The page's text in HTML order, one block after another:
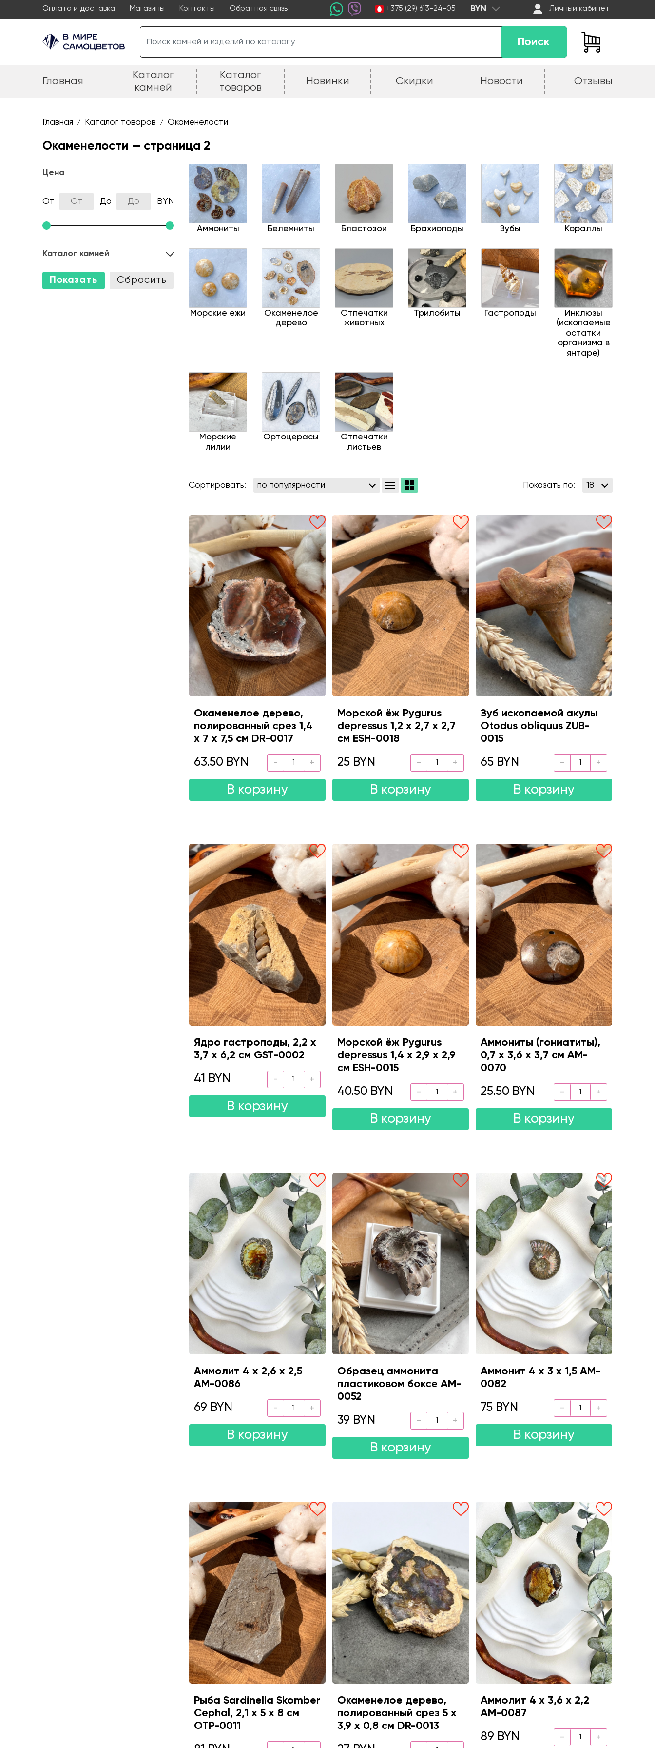
Оплата и доставка Магазины Контакты Обратная связь +375 (29) 613-24-05 BYN Личный кабинет
Поиск
Главная
Каталог
камней
Каталог
товаров
Новинки Скидки Новости Отзывы
Главная / Каталог товаров / Окаменелости
Окаменелости — cтраница 2
Цена
От До BYN
Каталог камней
Аммониты Белемниты Бластозои Брахиоподы Зубы Кораллы
Морские ежи
Окаменелое
дерево
Отпечатки
животных
Трилобиты Гастроподы
Инклюзы
(ископаемые
остатки
организма в
янтаре)
Морские
лилии
Ортоцерасы
Отпечатки
листьев
Сортировать: Показать по:
Окаменелое дерево,
полированный срез 1,4
х 7 х 7,5 см DR-0017
63.50 BYN
В корзину
Морской ёж Pygurus
depressus 1,2 х 2,7 х 2,7
см ESH-0018
25 BYN
В корзину
Зуб ископаемой акулы
Otodus obliquus ZUB-
0015
65 BYN
В корзину
Ядро гастроподы, 2,2 х
3,7 х 6,2 см GST-0002
41 BYN
В корзину
Морской ёж Pygurus
depressus 1,4 х 2,9 х 2,9
см ESH-0015
40.50 BYN
В корзину
Аммониты (гониатиты),
0,7 х 3,6 х 3,7 см AM-
0070
25.50 BYN
В корзину
Аммолит 4 х 2,6 х 2,5
AM-0086
69 BYN
В корзину
Образец аммонита
пластиковом боксе AM-
0052
39 BYN
В корзину
Аммонит 4 х 3 х 1,5 AM-
0082
75 BYN
В корзину
Рыба Sardinella Skomber
Cephal, 2,1 х 5 х 8 см
OTP-0011
Окаменелое дерево,
полированный срез 5 х
3,9 х 0,8 см DR-0013
Аммолит 4 х 3,6 х 2,2
AM-0087
89 BYN